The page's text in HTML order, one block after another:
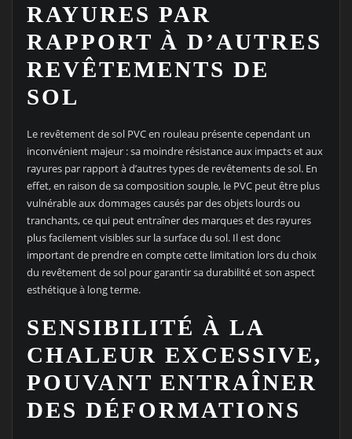
RAYURES PAR
RAPPORT À D’AUTRES
REVÊTEMENTS DE
SOL
Le revêtement de sol PVC en rouleau présente cependant un
inconvénient majeur : sa moindre résistance aux impacts et aux
rayures par rapport à d’autres types de revêtements de sol. En
effet, en raison de sa composition souple, le PVC peut être plus
vulnérable aux dommages causés par des objets lourds ou
tranchants, ce qui peut entraîner des marques et des rayures
plus facilement visibles sur la surface du sol. Il est donc
important de prendre en compte cette limitation lors du choix
du revêtement de sol pour garantir sa durabilité et son aspect
esthétique à long terme.
SENSIBILITÉ À LA
CHALEUR EXCESSIVE,
POUVANT ENTRAÎNER
DES DÉFORMATIONS